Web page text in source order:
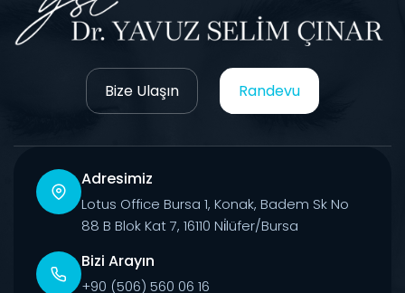
Bize Ulaşın Randevu
Adresimiz
Lotus Office Bursa 1, Konak, Badem Sk No
88 B Blok Kat 7, 16110 Ni̇lüfer/Bursa
Bizi Arayın
+90 (506) 560 06 16